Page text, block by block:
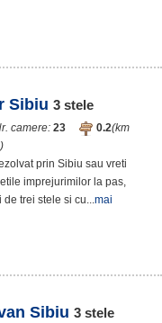
Sibiu 3 stele
camere: 23 0.2(km
prin Sibiu sau vreti
imprejurimilor la pas,
trei stele si cu...mai
Sibiu 3 stele